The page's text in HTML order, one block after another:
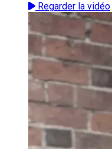
Regarder la vidéo